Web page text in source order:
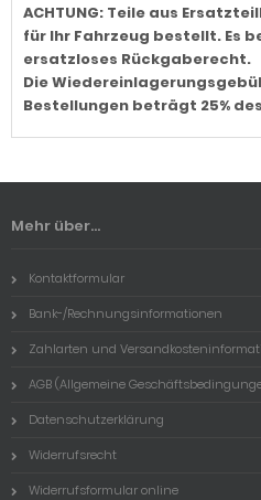
ACHTUNG: Teile aus
für Ihr Fahrzeug bestellt. Es
ersatzloses Rückgaberecht.
Die
Bestellungen beträgt 25%
Mehr über...
Kontaktformular
Bank-/Rechnungsinformationen
Zahlarten und
AGB (Allgemeine
Datenschutzerklärung
Widerrufsrecht
Widerrufsformular online